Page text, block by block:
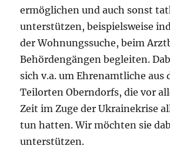
ermöglichen und auch sonst
unterstützen, beispielsweise
der Wohnungssuche, beim
Behördengängen begleiten.
sich v.a. um Ehrenamtliche aus
Teilorten Oberndorfs, die vor
Zeit im Zuge der Ukrainekrise
tun hatten. Wir möchten sie
unterstützen.